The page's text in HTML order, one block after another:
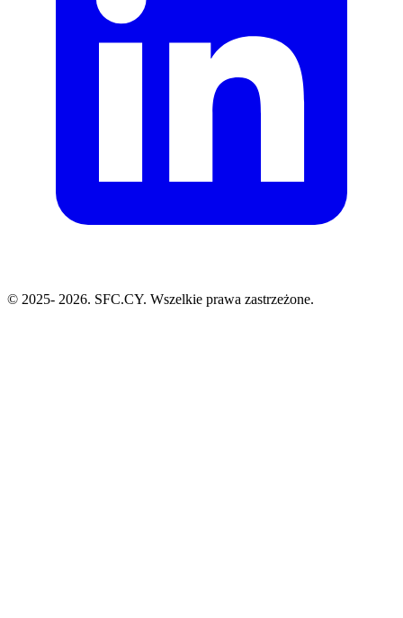
© 2025- 2026. SFC.CY. Wszelkie prawa zastrzeżone.